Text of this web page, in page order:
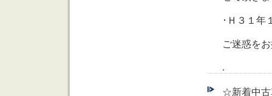
･Ｈ３１年
ご迷惑を
.
☆新着中古